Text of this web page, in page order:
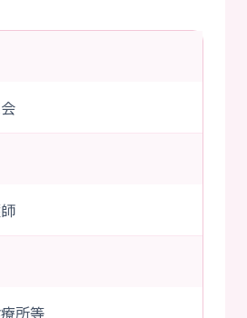
所等